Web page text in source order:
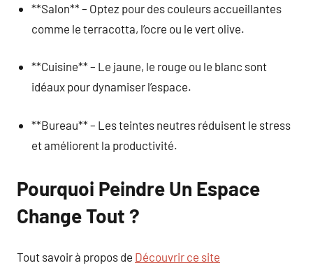
**Salon** – Optez pour des couleurs accueillantes
comme le terracotta, l’ocre ou le vert olive.
**Cuisine** – Le jaune, le rouge ou le blanc sont
idéaux pour dynamiser l’espace.
**Bureau** – Les teintes neutres réduisent le stress
et améliorent la productivité.
Pourquoi Peindre Un Espace
Change Tout ?
Tout savoir à propos de Découvrir ce site